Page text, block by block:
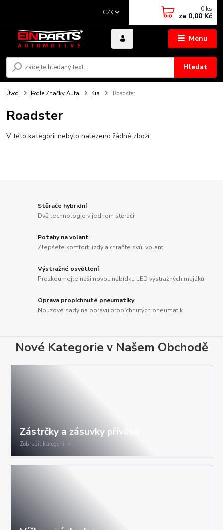
Menu
CZK
Hledat
0 ks
za 0,00 Kč
Úvod Podle Značky Auta Kia Roadster
Roadster
V této kategorii nebylo nalezeno žádné zboží.
Stěrače hybridní
Dvě technologie v jednom stěrači
Potahy na volant
Zlepšete komfort jízdy a chraňte svůj volant
Výstražné osvětlení
Prozkoumejte naši novou nabídku LED výstražných majáků
Oprava propíchnuté pneumatiky
Nouzové sady na opravu propíchnutých pneumatik
Nové Kategorie v Našem Obchodě
Zobrazit kategorii